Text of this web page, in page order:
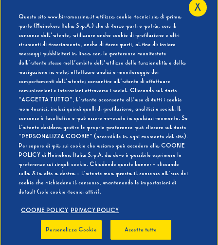
Hai compiuto 18 Anni?
SI NO
BEVI RESPONSABILMENTE
Questo sito www.birramessina.it utilizza cookie tecnici sia di prima
parte (Heineken Italia S.p.A.) che di terze parti e potrà, con il
consenso dell’utente, utilizzare anche cookie di profilazione o altri
strumenti di tracciamento, anche di terze parti, al fine di: inviare
messaggi pubblicitari in linea con le preferenze manifestate
dall’utente stesso nell’ambito dell’utilizzo delle funzionalità e della
navigazione in rete; effettuare analisi e monitoraggio dei
comportamenti dell’utente; consentire all’utente di effettuare
comunicazioni e interazioni attraverso i social. Cliccando sul tasto
“ACCETTA TUTTO”, l’utente acconsente all’uso di tutti i cookie
non tecnici, inclusi quindi quelli di profilazione, analitici e social. Il
consenso è facoltativo e può essere revocato in qualsiasi momento. Se
l’utente desidera gestire le proprie preferenze può cliccare sul tasto
“PERSONALIZZA COOKIE” (accessibile in ogni momento dal sito).
Per sapere di più sui cookie che usiamo può accedere alla COOKIE
POLICY di Heineken Italia S.p.A. da dove è possibile esprimere le
preferenze sui singoli cookie. Chiudendo questo banner - cliccando
sulla X in alto a destra - l’utente non presta il consenso all’uso dei
cookie che richiedono il consenso, mantenendo le impostazioni di
default (solo cookie tecnici attivi).
COOKIE POLICY PRIVACY POLICY
Personalizza Cookie Accetta tutto
X